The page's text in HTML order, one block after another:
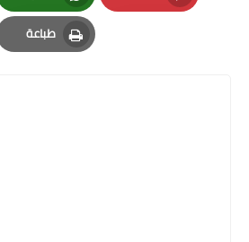
Pinterest
Whatsapp
طباعة
Print